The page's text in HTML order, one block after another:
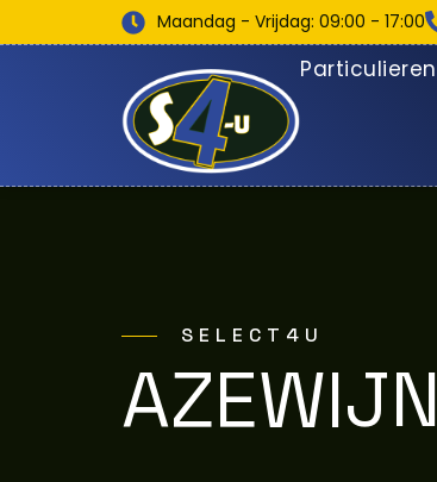
Maandag - Vrijdag: 09:00 - 17:00
Particulieren
SELECT4U
AZEWIJN